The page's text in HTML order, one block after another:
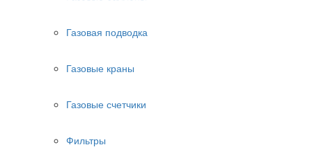
Газовая подводка
Газовые краны
Газовые счетчики
Фильтры